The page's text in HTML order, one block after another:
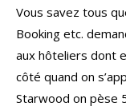
Vous savez tous
Booking etc.
aux hôteliers dont
côté quand on
Starwood on pèse